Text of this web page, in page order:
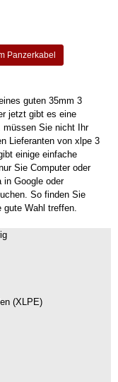
Panzerkabel
guten 35mm 3
jetzt gibt es eine
müssen Sie nicht Ihr
Lieferanten von xlpe 3
einige einfache
Sie Computer oder
in Google oder
So finden Sie
Wahl treffen.
(XLPE)